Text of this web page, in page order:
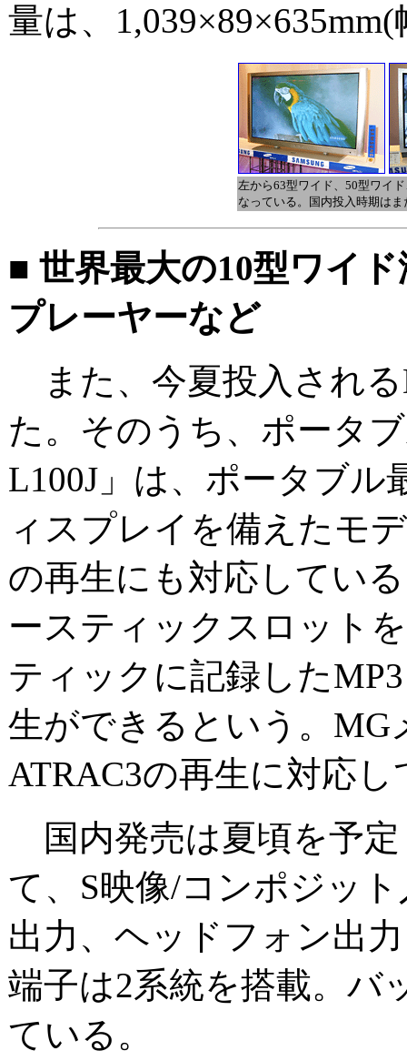
量は、
左から63型ワイド、50型ワイ
なっている。国内投入時期は
■ 世界最大の10型ワイ
プレーヤーなど
また、今夏投入され
た。そのうち、ポータ
L100J」は、ポータブル
ィスプレイを備えたモ
の再生にも対応してい
ースティックスロット
ティックに記録した
生ができるという。
ATRAC3の再生に対応
国内発売は夏頃を予定
て、S映像/コンポジッ
出力、ヘッドフォン出
端子は2系統を搭載。バ
ている。